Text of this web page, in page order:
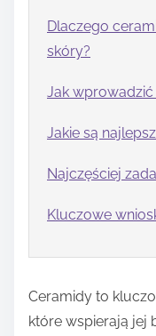
Dlaczego
skóry?
Jak
Jakie są
Najczęściej
Kluczowe
Ceramidy to
które wspierają jej